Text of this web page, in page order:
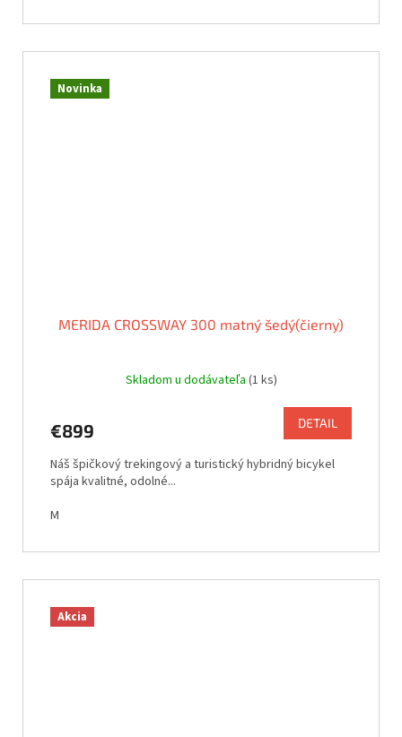
Novinka
MERIDA CROSSWAY 300 matný šedý(čierny)
Skladom u dodávateľa (1 ks)
€899 DETAIL
Náš špičkový trekingový a turistický hybridný bicykel
spája kvalitné, odolné...
M
Akcia